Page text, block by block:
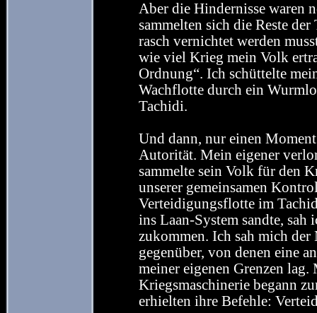
Aber die Hindernisse waren
sammelten sich die Reste
rasch vernichtet werden
wie viel Krieg mein Volk
Ordnung“. Ich schüttelte
Wachflotte durch ein
Tachidi.
Und dann, nur einen
Autorität. Mein eigener
sammelte sein Volk für den
unserer gemeinsamen
Verteidigungsflotte im
ins Laan-System sandte,
zukommen. Ich sah mich
gegenüber, von denen eine
meiner eigenen Grenzen
Kriegsmaschinerie begann
erhielten ihre Befehle: